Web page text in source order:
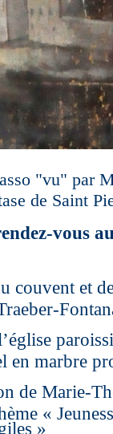
"vu" par
de Saint
vous
couvent et
en marbre
de Marie-
«
»